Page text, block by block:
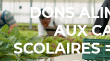
DONS
AUX
SCOLAIRES